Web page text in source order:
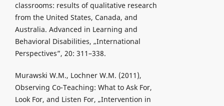
classrooms: results of qualitative research
from the United States, Canada, and
Australia. Advanced in Learning and
Behavioral Disabilities, „International
Perspectives”, 20: 311–338.
Murawski W.M., Lochner W.M. (2011),
Observing Co-Teaching: What to Ask For,
Look For, and Listen For, „Intervention in